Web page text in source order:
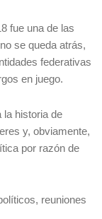
fue una de las
se queda atrás,
federativas
en juego.
la historia de
y, obviamente,
por razón de
reuniones